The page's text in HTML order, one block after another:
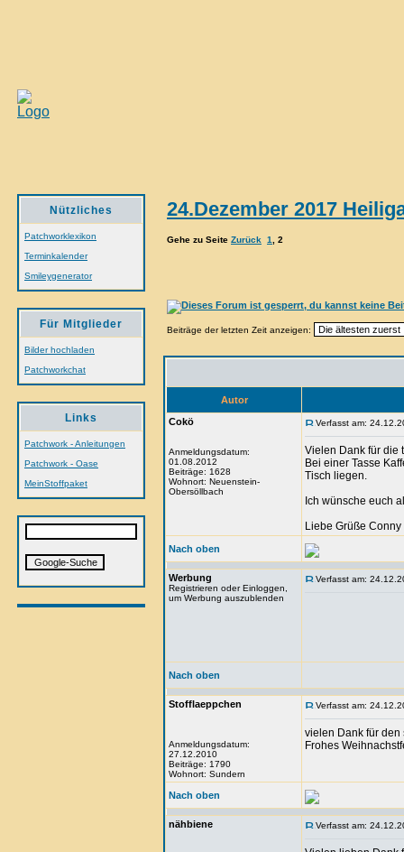
Nützliches
Patchworklexikon
Terminkalender
Smileygenerator
Für Mitglieder
Bilder hochladen
Patchworkchat
Links
Patchwork - Anleitungen
Patchwork - Oase
MeinStoffpaket
24.Dezember 2017
Gehe zu Seite Zurück 1 2
Beiträge der letzten Zeit anzeigen:
Autor
Cokö
Anmeldungsdatum:
01.08.2012
Beiträge: 1628
Wohnort: Neuenstein-
Obersöllbach
Verfasst am:
Vielen Dank für die
Bei einer Tasse
Tisch liegen.
Ich wünsche euch
Liebe Grüße Conny
Nach oben
Werbung
Registrieren oder Einloggen,
um Werbung auszublenden
Verfasst am:
Nach oben
Stofflaeppchen
Anmeldungsdatum:
27.12.2010
Beiträge: 1790
Wohnort: Sundern
Verfasst am:
vielen Dank für den
Frohes
Nach oben
nähbiene Verfasst am: